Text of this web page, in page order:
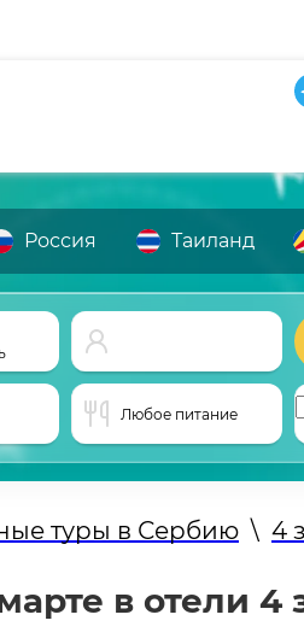
Россия Таиланд
Любое питание
туры в Сербию \ 4
в отели